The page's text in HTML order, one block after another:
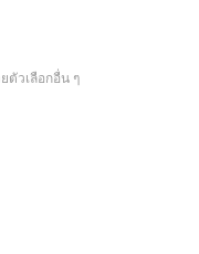
ตัวเลือกอื่น ๆ